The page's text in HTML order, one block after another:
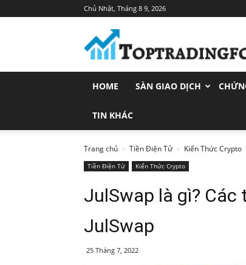
Chủ Nhật, Tháng 8 9, 2026
Trang
Tin
Tức
Đầu
HOME SÀN GIAO DỊCH
TIN KHÁC
Trang chủ Tiền Điện Tử Kiến Thức Crypto
Tiền Điện Tử Kiến Thức Crypto
JulSwap là gì?
JulSwap
25 Tháng 7, 2022